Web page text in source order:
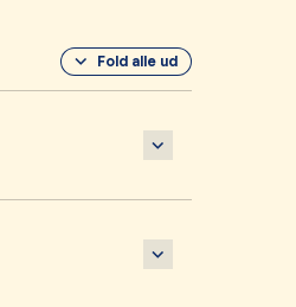
Fold alle ud